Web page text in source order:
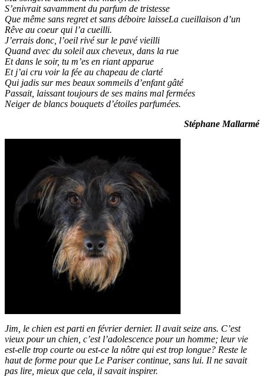
S’enivrait savamment du parfum de tristesse
Que même sans regret et sans déboire laisseLa cueillaison d’un
Rêve au coeur qui l’a cueilli.
J’errais donc, l’oeil rivé sur le pavé vieilli
Quand avec du soleil aux cheveux, dans la rue
Et dans le soir, tu m’es en riant apparue
Et j’ai cru voir la fée au chapeau de clarté
Qui jadis sur mes beaux sommeils d’enfant gâté
Passait, laissant toujours de ses mains mal fermées
Neiger de blancs bouquets d’étoiles parfumées.
Stéphane Mallarmé
Jim, le chien est parti en février dernier. Il avait seize ans. C’est
vieux pour un chien, c’est l’adolescence pour un homme; leur vie
est-elle trop courte ou est-ce la nôtre qui est trop longue? Reste le
haut de forme pour que Le Pariser continue, sans lui. Il ne savait
pas lire, mieux que cela, il savait inspirer.